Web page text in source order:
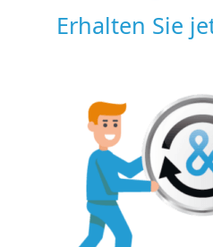
Erhalten Sie